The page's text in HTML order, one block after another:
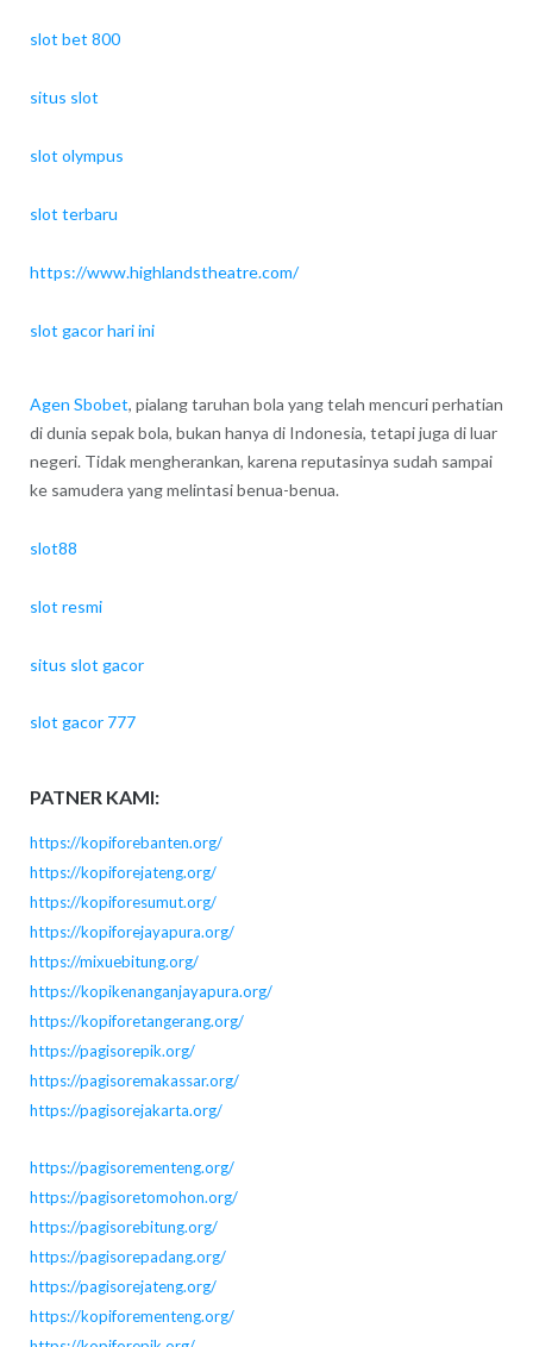
slot bet 800
situs slot
slot olympus
slot terbaru
https://www.highlandstheatre.com/
slot gacor hari ini
Agen Sbobet, pialang taruhan bola yang telah mencuri perhatian
di dunia sepak bola, bukan hanya di Indonesia, tetapi juga di luar
negeri. Tidak mengherankan, karena reputasinya sudah sampai
ke samudera yang melintasi benua-benua.
slot88
slot resmi
situs slot gacor
slot gacor 777
PATNER KAMI:
https://kopiforebanten.org/
https://kopiforejateng.org/
https://kopiforesumut.org/
https://kopiforejayapura.org/
https://mixuebitung.org/
https://kopikenanganjayapura.org/
https://kopiforetangerang.org/
https://pagisorepik.org/
https://pagisoremakassar.org/
https://pagisorejakarta.org/
https://pagisorementeng.org/
https://pagisoretomohon.org/
https://pagisorebitung.org/
https://pagisorepadang.org/
https://pagisorejateng.org/
https://kopiforementeng.org/